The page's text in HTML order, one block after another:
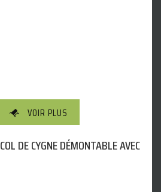
VOIR PLUS
DE CYGNE DÉMONTABLE AVEC